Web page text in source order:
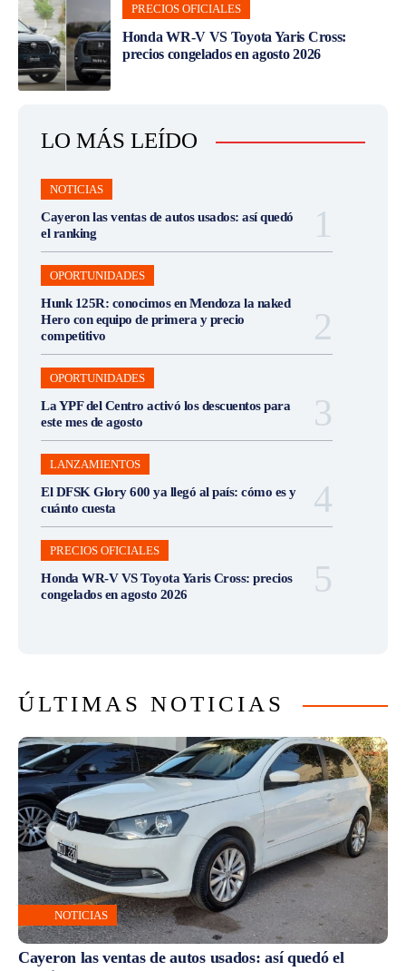
PRECIOS OFICIALES
Honda WR-V VS Toyota Yaris Cross:
precios congelados en agosto 2026
LO MÁS LEÍDO
NOTICIAS
Cayeron las ventas de autos usados: así quedó
el ranking
OPORTUNIDADES
Hunk 125R: conocimos en Mendoza la naked
Hero con equipo de primera y precio
competitivo
OPORTUNIDADES
La YPF del Centro activó los descuentos para
este mes de agosto
LANZAMIENTOS
El DFSK Glory 600 ya llegó al país: cómo es y
cuánto cuesta
PRECIOS OFICIALES
Honda WR-V VS Toyota Yaris Cross: precios
congelados en agosto 2026
ÚLTIMAS NOTICIAS
NOTICIAS
Cayeron las ventas de autos usados: así quedó el